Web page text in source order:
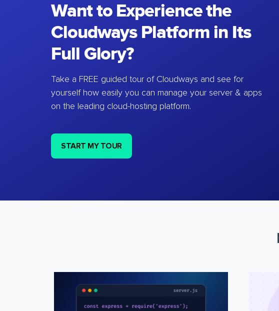
Want to Experience the
Cloudways Platform in Its
Full Glory?
Take a FREE guided tour of Cloudways and see for
yourself how easily you can manage your server & apps
on the leading cloud-hosting platform.
START MY TOUR